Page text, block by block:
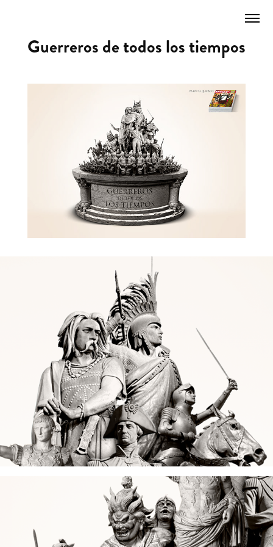
Guerreros de todos los tiempos